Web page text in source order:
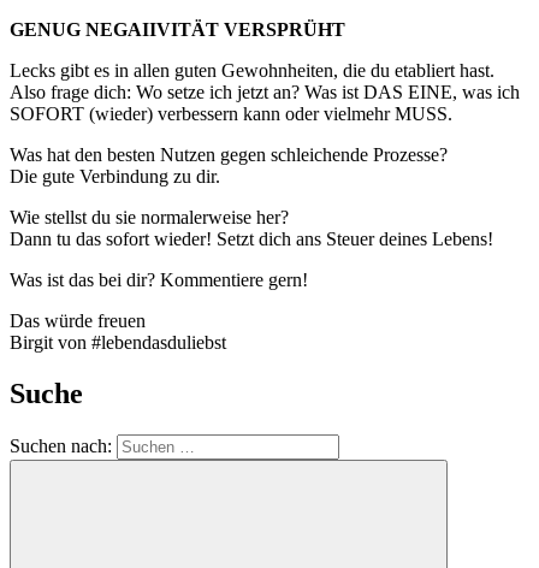
GENUG NEGAIIVITÄT VERSPRÜHT
Lecks gibt es in allen guten Gewohnheiten, die du etabliert hast.
Also frage dich: Wo setze ich jetzt an? Was ist DAS EINE, was ich
SOFORT (wieder) verbessern kann oder vielmehr MUSS.
Was hat den besten Nutzen gegen schleichende Prozesse?
Die gute Verbindung zu dir.
Wie stellst du sie normalerweise her?
Dann tu das sofort wieder! Setzt dich ans Steuer deines Lebens!
Was ist das bei dir? Kommentiere gern!
Das würde freuen
Birgit von #lebendasduliebst
Suche
Suchen nach: